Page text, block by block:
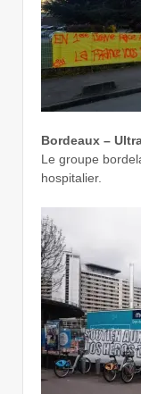
Bordeaux –
Le groupe
hospitalier.